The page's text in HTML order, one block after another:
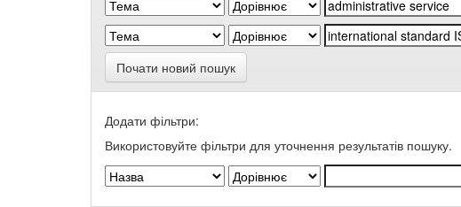
Почати новий пошук
Додати фільтри:
Використовуйте фільтри для уточнення результатів пошуку.